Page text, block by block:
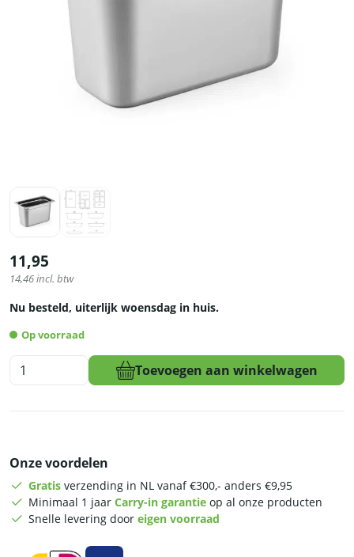
11,95
14,46incl. btw
Nu besteld, uiterlijk woensdag in huis.
Op voorraad
HCB
Gastronorm
200
mm
RVS
Toevoegen aan winkelwagen
Onze voordelen
Gratis verzending in NL vanaf €300,- anders €9,95
Minimaal 1 jaar Carry-in garantie op al onze producten
Snelle levering door eigen voorraad